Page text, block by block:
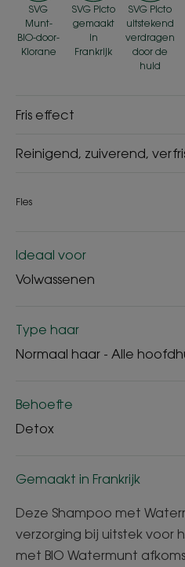
SVG
Munt-
BIO-door-
Klorane
SVG Picto
gemaakt
in
Frankrijk
SVG Picto
uitstekend
verdragen
door de
huid
Fris effect
Reinigend, zuiverend,
Fles
Ideaal voor
Volwassenen
Type haar
Normaal haar - Alle
Behoefte
Detox
Gemaakt in Frankrijk
Deze Shampoo met
verzorging bij uitstek voor
met BIO Watermunt